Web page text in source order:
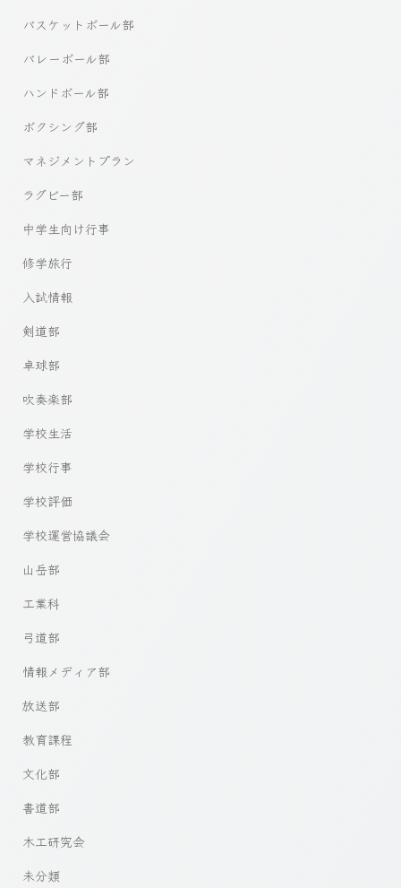
バスケットボール部
バレーボール部
ハンドボール部
ボクシング部
マネジメントプラン
ラグビー部
中学生向け行事
修学旅行
入試情報
剣道部
卓球部
吹奏楽部
学校生活
学校行事
学校評価
学校運営協議会
山岳部
工業科
弓道部
情報メディア部
放送部
教育課程
文化部
書道部
木工研究会
未分類